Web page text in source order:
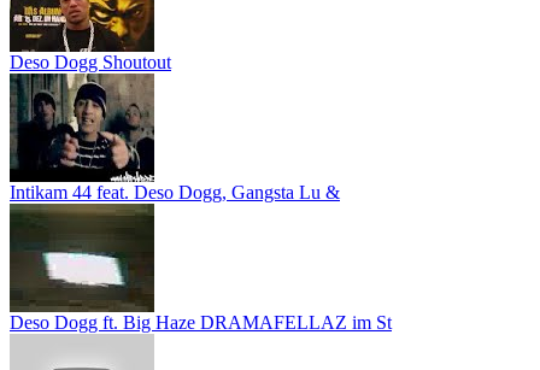
Deso Dogg Shoutout
Intikam 44 feat. Deso Dogg, Gangsta Lu &
Deso Dogg ft. Big Haze DRAMAFELLAZ im St